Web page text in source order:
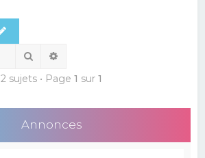
r
Rechercher
2 sujets • Page 1 sur 1
Annonces